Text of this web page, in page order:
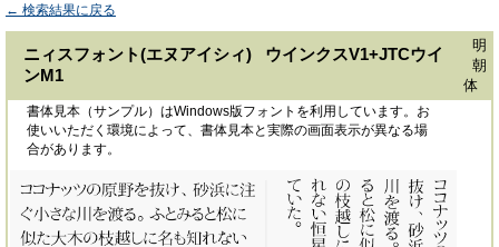
← 検索結果に戻る
ニィスフォント(エヌアイシィ) ウインクスV1+JTCウイ
ンM1
明
朝
体
書体見本（サンプル）はWindows版フォントを利用しています。お
使いいただく環境によって、書体見本と実際の画面表示が異なる場
合があります。